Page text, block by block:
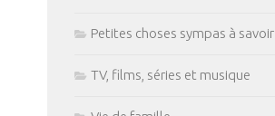
Petites choses sympas à savoir
TV, films, séries et musique